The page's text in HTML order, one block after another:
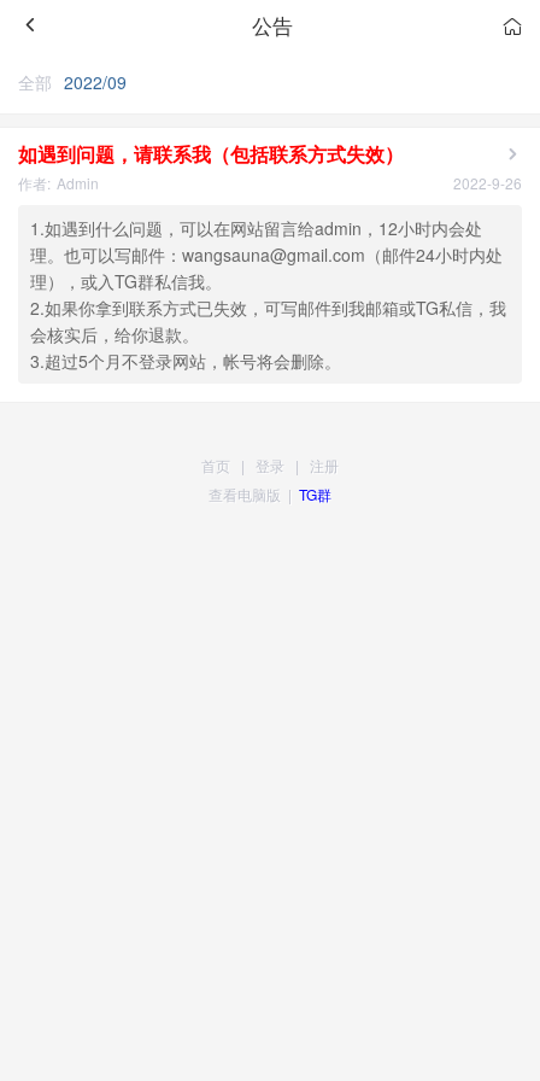
公告
全部 2022/09
如遇到问题，请联系我（包括联系方式失效）
2022-9-26
作者: Admin
1.如遇到什么问题，可以在网站留言给admin，12小时内会处
理。也可以写邮件：wangsauna@gmail.com（邮件24小时内处
理），或入TG群私信我。
2.如果你拿到联系方式已失效，可写邮件到我邮箱或TG私信，我
会核实后，给你退款。
3.超过5个月不登录网站，帐号将会删除。
首页 | 登录 | 注册
查看电脑版 | TG群